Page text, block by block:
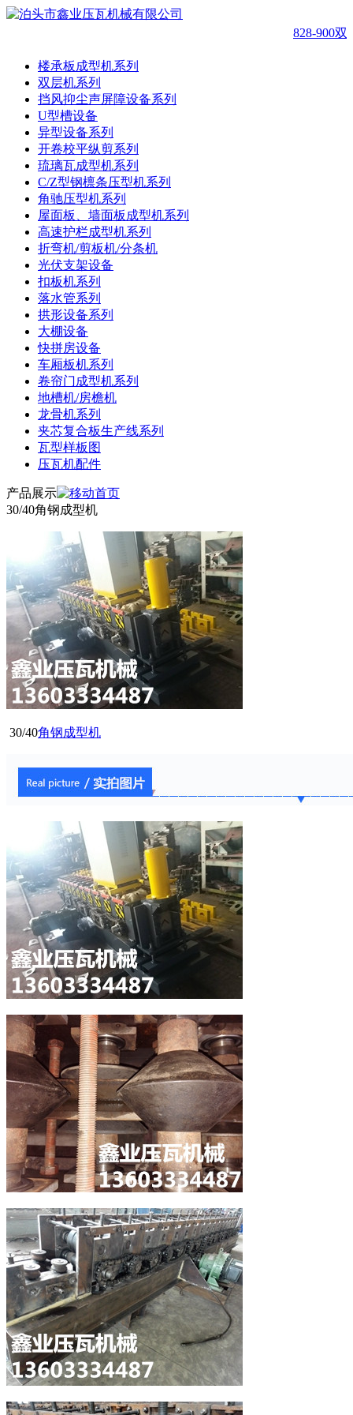
828-900双
楼承板成型机系列
双层机系列
挡风抑尘声屏障设备系列
U型槽设备
异型设备系列
开卷校平纵剪系列
琉璃瓦成型机系列
C/Z型钢檩条压型机系列
角驰压型机系列
屋面板、墙面板成型机系列
高速护栏成型机系列
折弯机/剪板机/分条机
光伏支架设备
扣板机系列
落水管系列
拱形设备系列
大棚设备
快拼房设备
车厢板机系列
卷帘门成型机系列
地槽机/房檐机
龙骨机系列
夹芯复合板生产线系列
瓦型样板图
压瓦机配件
产品展示
30/40角钢成型机
30/40角钢成型机